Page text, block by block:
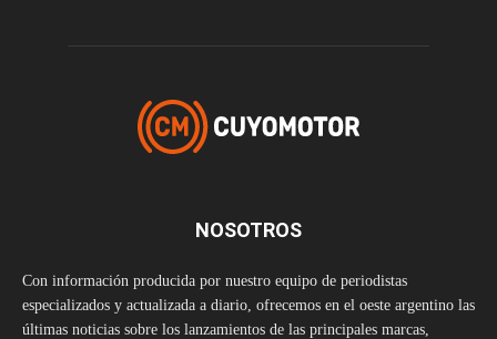
NOSOTROS
Con información producida por nuestro equipo de periodistas
especializados y actualizada a diario, ofrecemos en el oeste argentino las
últimas noticias sobre los lanzamientos de las principales marcas,